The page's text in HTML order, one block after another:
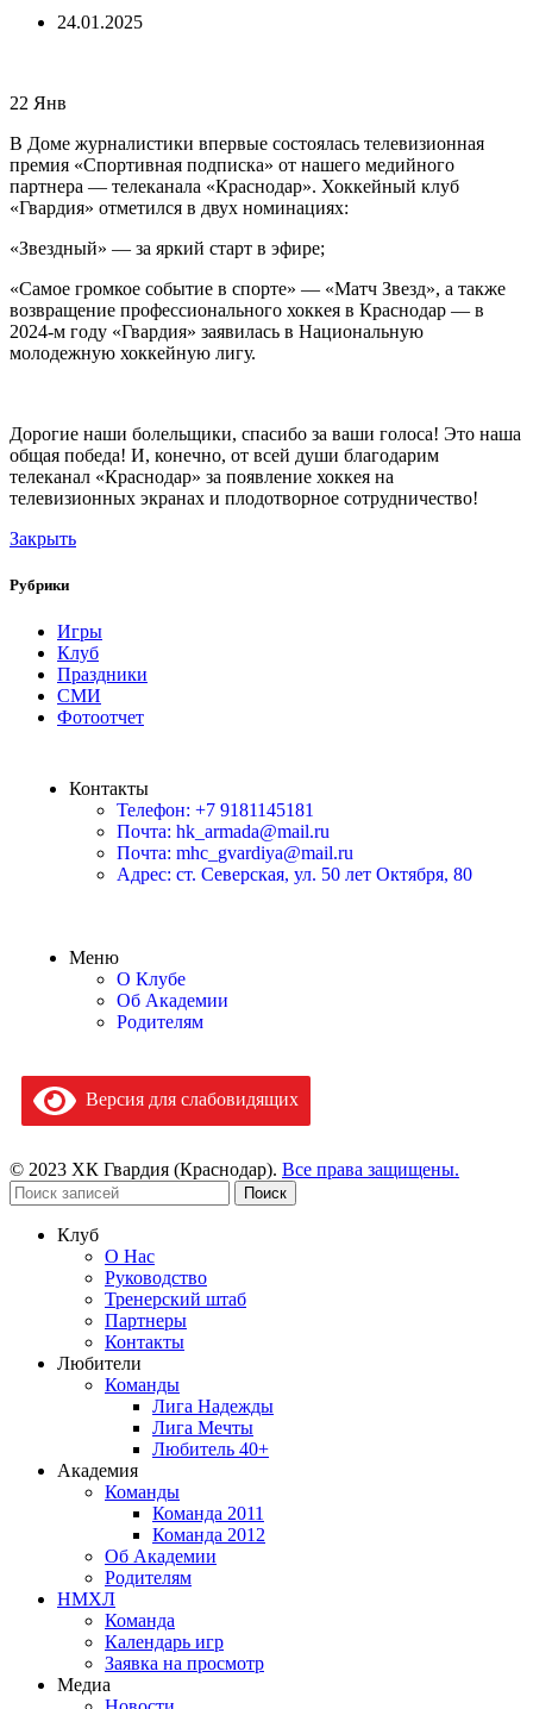
24.01.2025
22 Янв
В Доме журналистики впервые состоялась телевизионная
премия «Спортивная подписка» от нашего медийного
партнера — телеканала «Краснодар». Хоккейный клуб
«Гвардия» отметился в двух номинациях:
«Звездный» — за яркий старт в эфире;
«Самое громкое событие в спорте» — «Матч Звезд», а также
возвращение профессионального хоккея в Краснодар — в
2024-м году «Гвардия» заявилась в Национальную
молодежную хоккейную лигу.
Дорогие наши болельщики, спасибо за ваши голоса! Это наша
общая победа! И, конечно, от всей души благодарим
телеканал «Краснодар» за появление хоккея на
телевизионных экранах и плодотворное сотрудничество!
Закрыть
Рубрики
Игры
Клуб
Праздники
СМИ
Фотоотчет
Контакты
Телефон: +7 9181145181
Почта: hk_armada@mail.ru
Почта: mhc_gvardiya@mail.ru
Адрес: ст. Северская, ул. 50 лет Октября, 80
Меню
О Клубе
Об Академии
Родителям
Версия для слабовидящих
© 2023 ХК Гвардия (Краснодар). Все права защищены.
Поиск
Клуб
О Нас
Руководство
Тренерский штаб
Партнеры
Контакты
Любители
Команды
Лига Надежды
Лига Мечты
Любитель 40+
Академия
Команды
Команда 2011
Команда 2012
Об Академии
Родителям
НМХЛ
Команда
Календарь игр
Заявка на просмотр
Медиа